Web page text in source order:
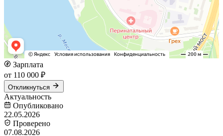
Зарплата
от 110 000 ₽
Откликнуться
Актуальность
Опубликовано
22.05.2026
Проверено
07.08.2026